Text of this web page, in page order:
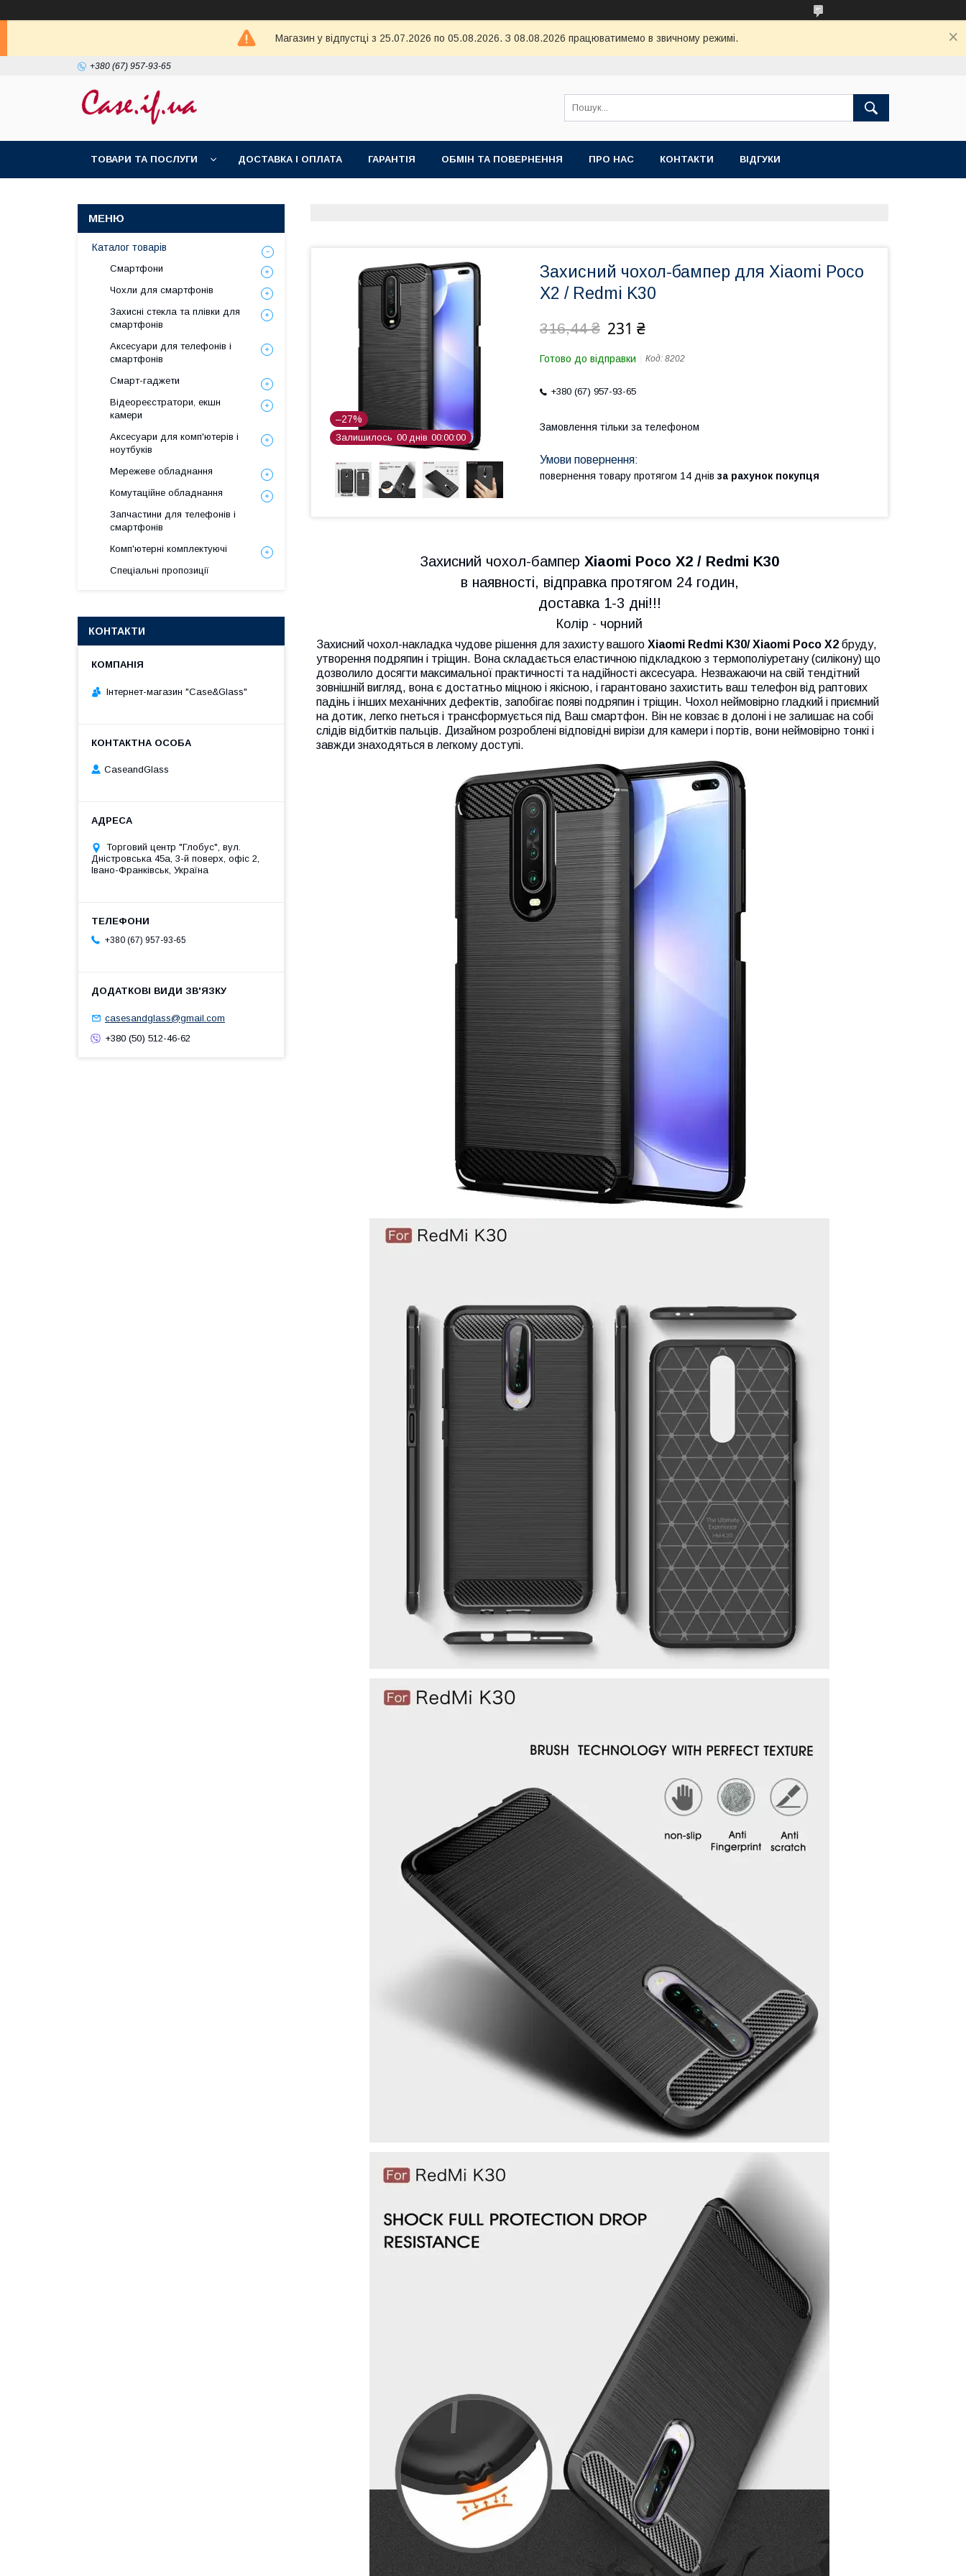
Магазин у відпустці з 25.07.2026 по 05.08.2026. З 08.08.2026 працюватимемо в звичному режимі.
+380 (67) 957-93-65
ТОВАРИ ТА ПОСЛУГИ ДОСТАВКА І ОПЛАТА ГАРАНТІЯ ОБМІН ТА ПОВЕРНЕННЯ ПРО НАС КОНТАКТИ ВІДГУКИ
–27%
Залишилось 00 днів 00 00 00
Захисний чохол-бампер для Xiaomi Poco
X2 / Redmi K30
316,44 ₴ 231 ₴
Готово до відправки Код: 8202
+380 (67) 957-93-65
Замовлення тільки за телефоном
повернення товару протягом 14 днів за рахунок покупця
Захисний чохол-бампер Xiaomi Poco X2 / Redmi K30
в наявності, відправка протягом 24 годин,
доставка 1-3 дні!!!
Колір - чорний
Захисний чохол-накладка чудове рішення для захисту вашого Xiaomi Redmi K30/ Xiaomi Poco X2 бруду,
утворення подряпин і тріщин. Вона складається еластичною підкладкою з термополіуретану (силікону) що
дозволило досягти максимальної практичності та надійності аксесуара. Незважаючи на свій тендітний
зовнішній вигляд, вона є достатньо міцною і якісною, і гарантовано захистить ваш телефон від раптових
падінь і інших механічних дефектів, запобігає появі подряпин і тріщин. Чохол неймовірно гладкий і приємний
на дотик, легко гнеться і трансформується під Ваш смартфон. Він не ковзає в долоні і не залишає на собі
слідів відбитків пальців. Дизайном розроблені відповідні вирізи для камери і портів, вони неймовірно тонкі і
завжди знаходяться в легкому доступі.
Каталог товарів
Смартфони
Чохли для смартфонів
Захисні стекла та плівки для
смартфонів
Аксесуари для телефонів і
смартфонів
Смарт-гаджети
Відеореєстратори, екшн
камери
Аксесуари для комп'ютерів і
ноутбуків
Мережеве обладнання
Комутаційне обладнання
Запчастини для телефонів і
смартфонів
Комп'ютерні комплектуючі
Спеціальні пропозиції
КОНТАКТИ
Інтернет-магазин "Case&Glass"
CaseandGlass
Торговий центр "Глобус", вул.
Дністровська 45а, 3-й поверх, офіс 2,
Івано-Франківськ, Україна
+380 (67) 957-93-65
casesandglass@gmail.com
+380 (50) 512-46-62